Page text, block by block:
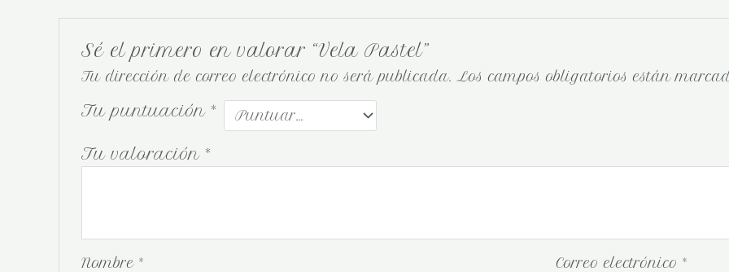
Sé el primero en valorar “Vela Pastel”
Tu dirección de correo electrónico no será publicada. Los campos obligatorios están
Tu puntuación *
Tu valoración *
Nombre * Correo electrónico*